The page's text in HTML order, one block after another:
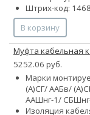
Штрих-код:
В корзину
Муфта кабельная
5252.06 руб.
Марки
(А)СГ/ ААБв/
ААШнг-1/
Изоляция